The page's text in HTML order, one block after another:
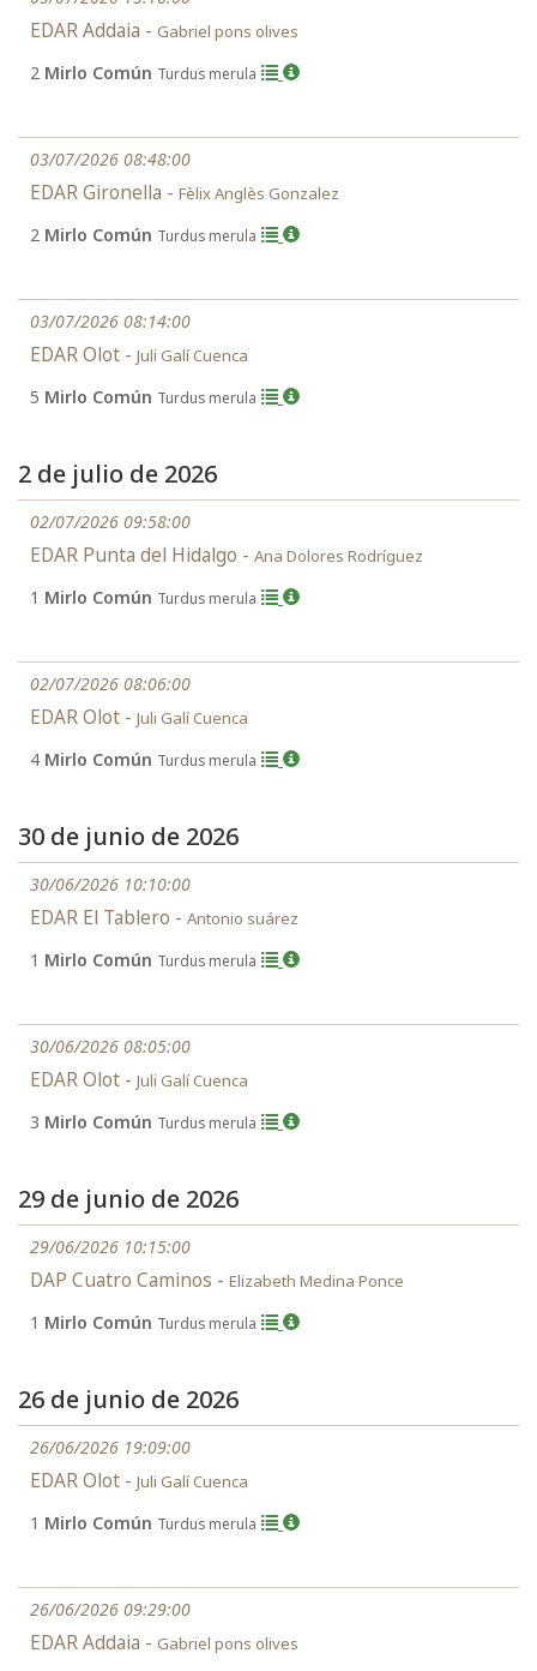
EDAR Addaia - Gabriel pons olives
2 Mirlo Común Turdus merula
03/07/2026 08:48:00
EDAR Gironella - Fèlix Anglès Gonzalez
2 Mirlo Común Turdus merula
03/07/2026 08:14:00
EDAR Olot - Juli Galí Cuenca
5 Mirlo Común Turdus merula
2 de julio de 2026
02/07/2026 09:58:00
EDAR Punta del Hidalgo - Ana Dolores Rodríguez
1 Mirlo Común Turdus merula
02/07/2026 08:06:00
EDAR Olot - Juli Galí Cuenca
4 Mirlo Común Turdus merula
30 de junio de 2026
30/06/2026 10:10:00
EDAR El Tablero - Antonio suárez
1 Mirlo Común Turdus merula
30/06/2026 08:05:00
EDAR Olot - Juli Galí Cuenca
3 Mirlo Común Turdus merula
29 de junio de 2026
29/06/2026 10:15:00
DAP Cuatro Caminos - Elizabeth Medina Ponce
1 Mirlo Común Turdus merula
26 de junio de 2026
26/06/2026 19:09:00
EDAR Olot - Juli Galí Cuenca
1 Mirlo Común Turdus merula
26/06/2026 09:29:00
EDAR Addaia - Gabriel pons olives